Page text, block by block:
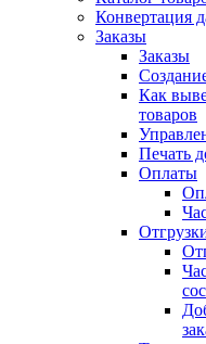
Конвертация
Заказы
Заказы
Как
товаров
Печать
Оплаты